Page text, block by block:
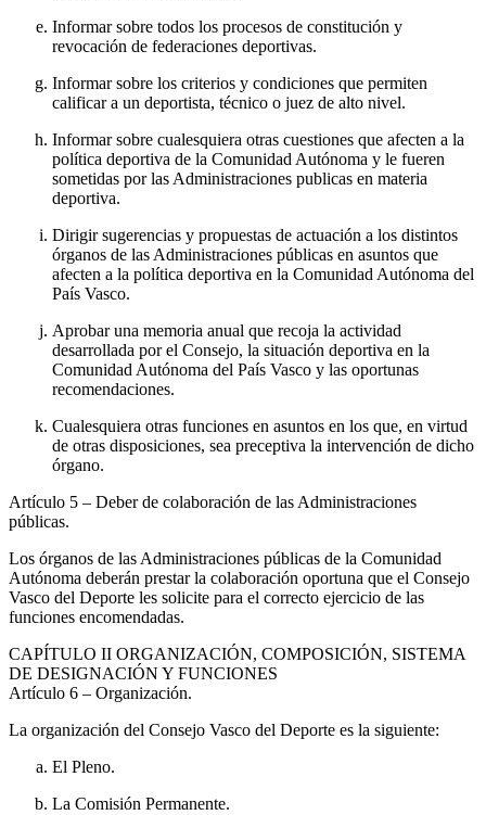
Informar sobre todos los procesos de constitución y
revocación de federaciones deportivas.
Informar sobre los criterios y condiciones que permiten
calificar a un deportista, técnico o juez de alto nivel.
Informar sobre cualesquiera otras cuestiones que afecten a la
política deportiva de la Comunidad Autónoma y le fueren
sometidas por las Administraciones publicas en materia
deportiva.
Dirigir sugerencias y propuestas de actuación a los distintos
órganos de las Administraciones públicas en asuntos que
afecten a la política deportiva en la Comunidad Autónoma del
País Vasco.
Aprobar una memoria anual que recoja la actividad
desarrollada por el Consejo, la situación deportiva en la
Comunidad Autónoma del País Vasco y las oportunas
recomendaciones.
Cualesquiera otras funciones en asuntos en los que, en virtud
de otras disposiciones, sea preceptiva la intervención de dicho
órgano.
Artículo 5 – Deber de colaboración de las Administraciones
públicas.
Los órganos de las Administraciones públicas de la Comunidad
Autónoma deberán prestar la colaboración oportuna que el Consejo
Vasco del Deporte les solicite para el correcto ejercicio de las
funciones encomendadas.
CAPÍTULO II ORGANIZACIÓN, COMPOSICIÓN, SISTEMA
DE DESIGNACIÓN Y FUNCIONES
Artículo 6 – Organización.
La organización del Consejo Vasco del Deporte es la siguiente:
El Pleno.
La Comisión Permanente.